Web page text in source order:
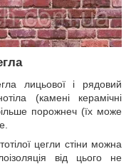
лицьової і рядовий
(камені керамічні
порожнеч (їх може
цегли стіни можна
від цього не